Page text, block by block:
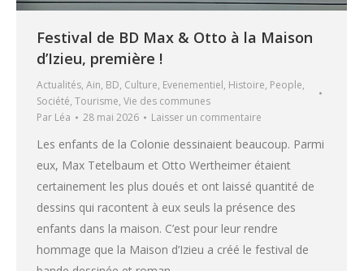
Festival de BD Max & Otto à la Maison
d’Izieu, première !
Actualités, Ain, BD, Culture, Evenementiel, Histoire, People,
Société, Tourisme, Vie des communes
Par Léa 28 mai 2026 Laisser un commentaire
Les enfants de la Colonie dessinaient beaucoup. Parmi
eux, Max Tetelbaum et Otto Wertheimer étaient
certainement les plus doués et ont laissé quantité de
dessins qui racontent à eux seuls la présence des
enfants dans la maison. C’est pour leur rendre
hommage que la Maison d’Izieu a créé le festival de